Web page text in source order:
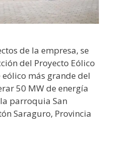
de la empresa, se
del Proyecto Eólico
más grande del
50 MW de energía
parroquia San
Saraguro, Provincia